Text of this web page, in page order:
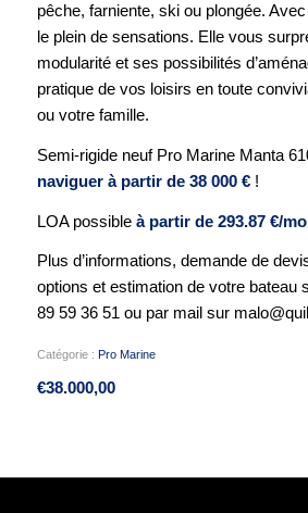
pêche, farniente, ski ou plongée.
le plein de sensations. Elle vous
modularité et ses possibilités
pratique de vos loisirs en toute
ou votre famille.
Semi-rigide neuf Pro Marine Manta
naviguer à partir de 38 000 € !
LOA possible à partir de 293.87 €/
Plus d’informations, demande de
options et estimation de votre bateau
89 59 36 51 ou par mail sur
Catégorie : Pro Marine
€38.000,00